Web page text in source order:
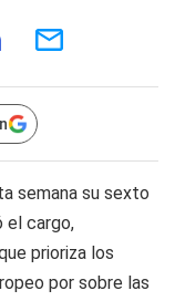
semana su sexto
el cargo,
prioriza los
por sobre las